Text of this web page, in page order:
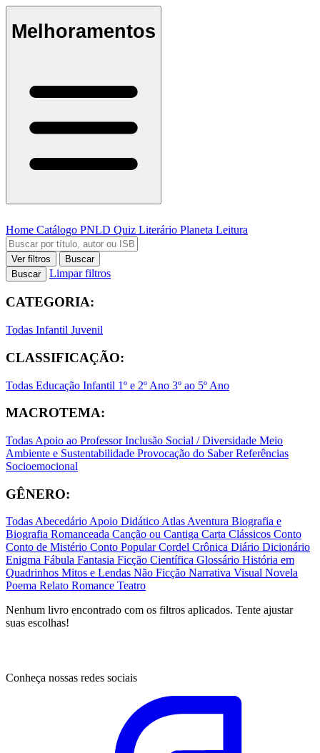
Melhoramentos
Home Catálogo PNLD Quiz Literário Planeta Leitura
Ver filtros
Buscar
Buscar
Limpar filtros
CATEGORIA:
Todas Infantil Juvenil
CLASSIFICAÇÃO:
Todas Educação Infantil 1º e 2º Ano 3º ao 5º Ano
MACROTEMA:
Todas Apoio ao ProfessorInclusão Social / Diversidade Meio
Ambiente e Sustentabilidade Provocação do SaberReferências
Socioemocional
GÊNERO:
TodasAbecedárioApoio DidáticoAtlasAventura Biografia e
Biografia Romanceada Canção ou Cantiga Carta Clássicos Conto
Conto de Mistério Conto PopularCordel Crônica Diário Dicionário
Enigma Fábula Fantasia Ficção Científica Glossário História em
Quadrinhos Mitos e Lendas Não Ficção Narrativa Visual Novela
Poema Relato Romance Teatro
Nenhum livro encontrado com os filtros aplicados. Tente ajustar
suas escolhas!
Conheça nossas redes sociais